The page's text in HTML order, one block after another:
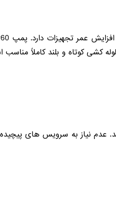
کشی کوتاه و بلند کاملاً
نیاز به سرویس های